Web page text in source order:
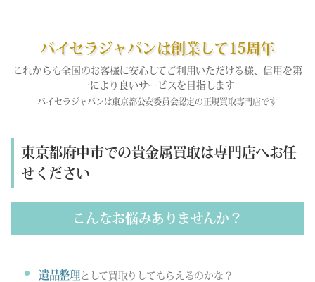
バイセラジャパンは創業して15周年
これからも全国のお客様に安心してご利用いただける様、信用を第
一により良いサービスを目指します
バイセラジャパンは東京都公安委員会認定の正規買取専門店です
東京都府中市での貴金属買取は専門店へお任
せください
こんなお悩みありませんか？
遺品整理として買取りしてもらえるのかな？